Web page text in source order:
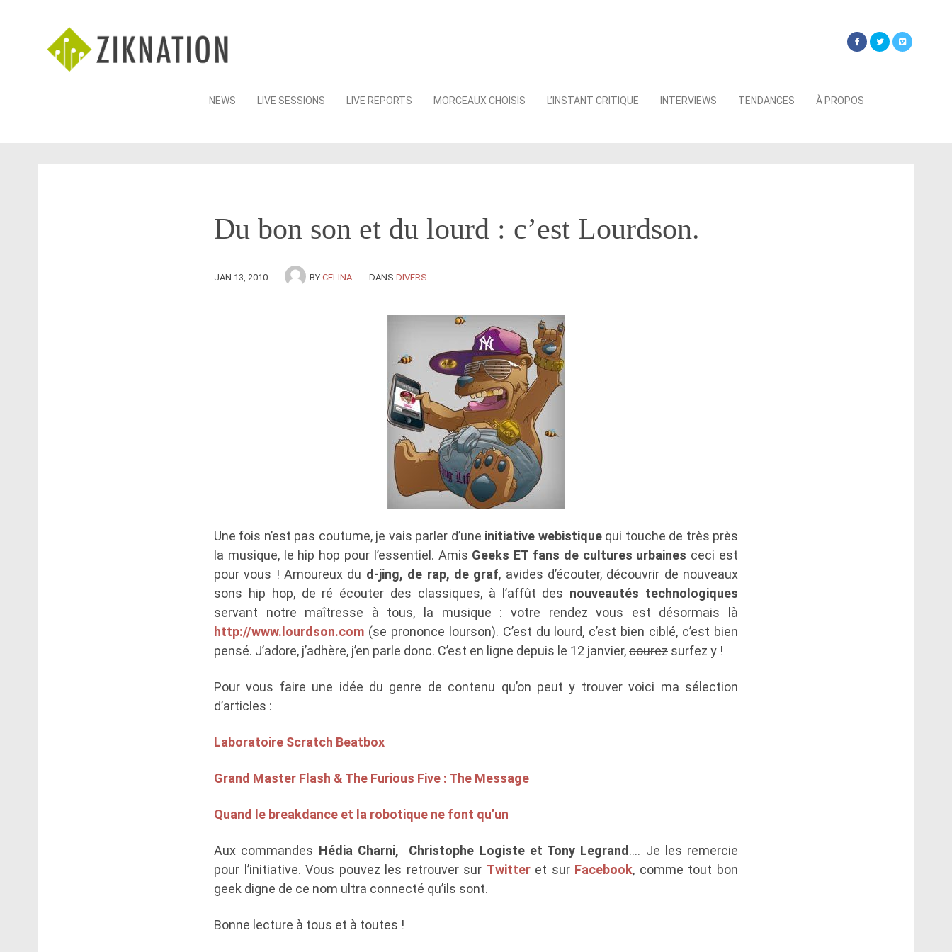
Skip
NEWS LIVE SESSIONS LIVE REPORTS MORCEAUX CHOISIS L’INSTANT CRITIQUE INTERVIEWS TENDANCES À PROPOS
Du bon son et du lourd : c’est Lourdson.
JAN 13, 2010 BY CELINA DANS DIVERS
Une fois n’est pas coutume, je vais parler d’une initiative webistiquequi touche de très près
la musique, le hip hop pour l’essentiel. Amis Geeks ET fans de cultures urbaines ceci est
pour vous ! Amoureux du d-jing, de rap, de graf, avides d’écouter, découvrir de nouveaux
sons hip hop, de ré écouter des classiques, à l’affût des nouveautés technologiques
servant notre maîtresse à tous, la musique : votre rendez vous est désormais là
http://www.lourdson.com (se prononce lourson). C’est du lourd, c’est bien ciblé, c’est bien
pensé. J’adore, j’adhère, j’en parle donc. C’est en ligne depuis le 12 janvier,courez surfez y !
Pour vous faire une idée du genre de contenu qu’on peut y trouver voici ma sélection
d’articles :
Laboratoire Scratch Beatbox
Grand Master Flash & The Furious Five : The Message
Quand le breakdance et la robotique ne font qu’un
Aux commandes Hédia Charni, Christophe Logiste et Tony Legrand…. Je les remercie
pour l’initiative. Vous pouvez les retrouver sur Twitteret sur Facebook, comme tout bon
geek digne de ce nom ultra connecté qu’ils sont.
Bonne lecture à tous et à toutes !